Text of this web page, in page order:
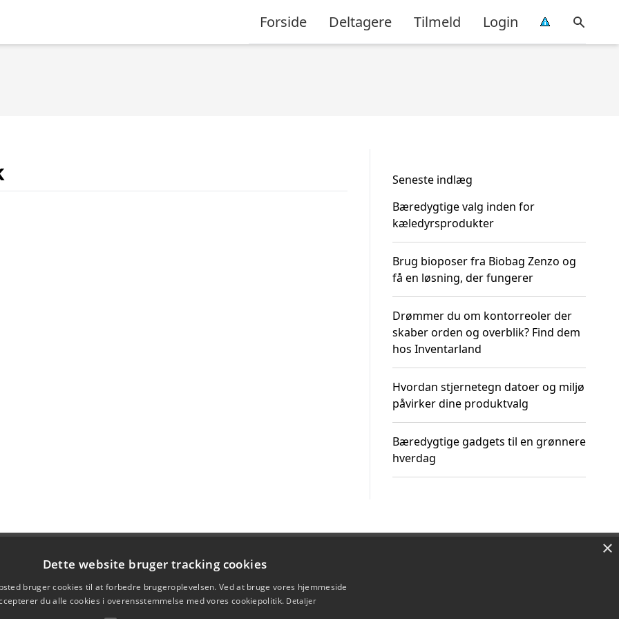
Forside Deltagere Tilmeld Login
Seneste indlæg
Bæredygtige valg inden for
kæledyrsprodukter
Brug bioposer fra Biobag Zenzo og
få en løsning, der fungerer
Drømmer du om kontorreoler der
skaber orden og overblik? Find dem
hos Inventarland
Hvordan stjernetegn datoer og miljø
påvirker dine produktvalg
Bæredygtige gadgets til en grønnere
hverdag
×
Dette website bruger tracking cookies
bruger cookies til at forbedre brugeroplevelsen. Ved at bruge vores hjemmeside
du alle cookies i overensstemmelse med vores cookiepolitik. Detaljer